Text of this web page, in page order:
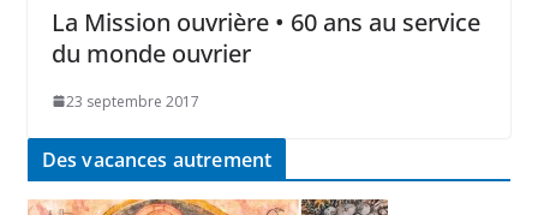
La Mission ouvrière • 60 ans au service
du monde ouvrier
23 septembre 2017
Des vacances autrement